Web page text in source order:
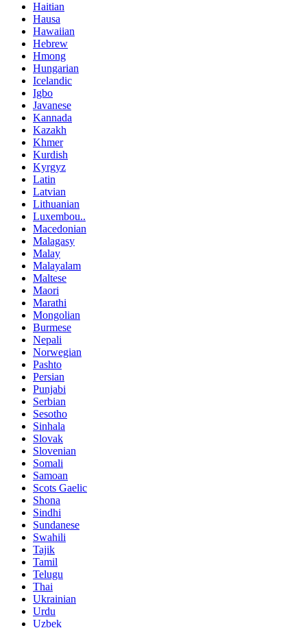
Haitian
Hausa
Hawaiian
Hebrew
Hmong
Hungarian
Icelandic
Igbo
Javanese
Kannada
Kazakh
Khmer
Kurdish
Kyrgyz
Latin
Latvian
Lithuanian
Luxembou..
Macedonian
Malagasy
Malay
Malayalam
Maltese
Maori
Marathi
Mongolian
Burmese
Nepali
Norwegian
Pashto
Persian
Punjabi
Serbian
Sesotho
Sinhala
Slovak
Slovenian
Somali
Samoan
Scots Gaelic
Shona
Sindhi
Sundanese
Swahili
Tajik
Tamil
Telugu
Thai
Ukrainian
Urdu
Uzbek